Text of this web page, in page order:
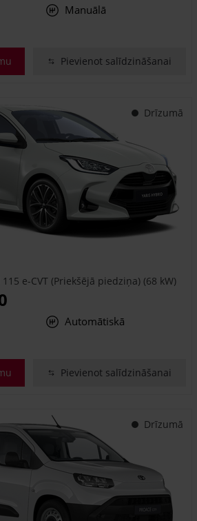
Manuālā
Pievienot salīdzināšanai
Drīzumā
e-CVT (Priekšējā piedziņa) (68 kW)
Automātiskā
Pievienot salīdzināšanai
Drīzumā